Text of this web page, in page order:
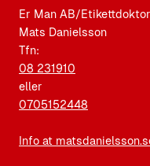
Er Man AB/
Mats Danielsson
Tfn:
08 231910
eller
0705152448
Info at